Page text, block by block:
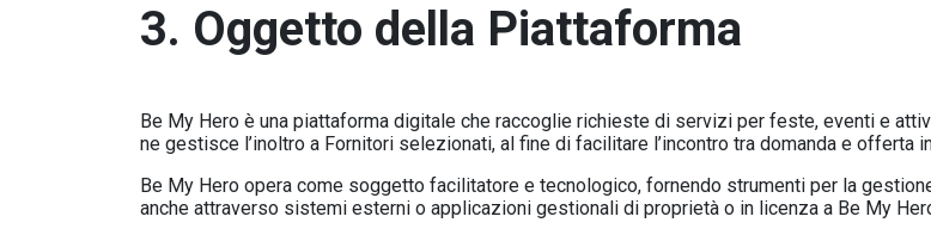
3. Oggetto della Piattaforma
Be My Hero è una piattaforma digitale che raccoglie richieste di servizi per feste, eventi e
ne gestisce l’inoltro a Fornitori selezionati, al fine di facilitare l’incontro tra domanda e offerta
Be My Hero opera come soggetto facilitatore e tecnologico, fornendo strumenti per la
anche attraverso sistemi esterni o applicazioni gestionali di proprietà o in licenza a Be My